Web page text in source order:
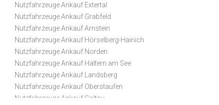
Nutzfahrzeuge Ankauf Extertal
Nutzfahrzeuge Ankauf Grabfeld
Nutzfahrzeuge Ankauf Arnstein
Nutzfahrzeuge Ankauf Hörselberg-Hainich
Nutzfahrzeuge Ankauf Norden
Nutzfahrzeuge Ankauf Haltern am See
Nutzfahrzeuge Ankauf Landsberg
Nutzfahrzeuge Ankauf Oberstaufen
Nutzfahrzeuge Ankauf Soltau